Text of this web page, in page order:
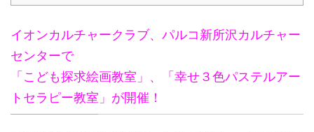
イオンカルチャークラブ、パルコ新所沢カルチャー
センターで
「こども探求絵画教室」、「幸せ３色パステルアー
トセラピー教室」が開催！